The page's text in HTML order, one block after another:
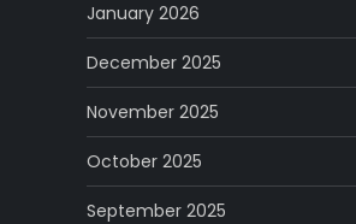
January 2026
December 2025
November 2025
October 2025
September 2025